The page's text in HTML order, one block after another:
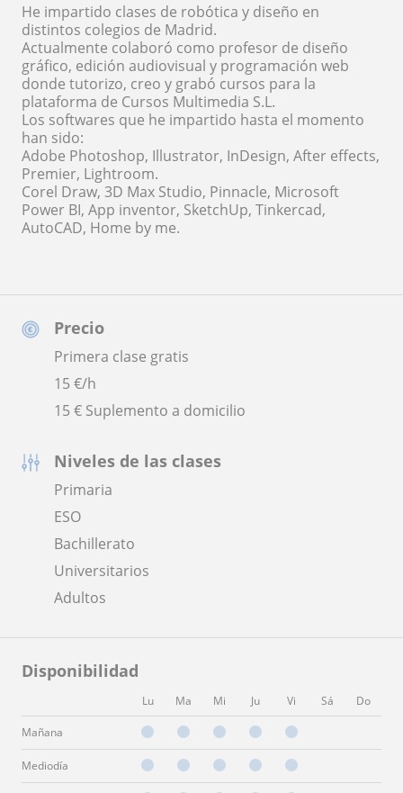
Precio
Primera clase gratis
15€/h
15 € Suplemento a domicilio
Niveles de las clases
Primaria
ESO
Bachillerato
Universitarios
Adultos
Disponibilidad
Lu Ma Mi Ju Vi Sá Do
Mañana
Mediodía
He impartido clases de robótica y diseño en
distintos colegios de Madrid.
Actualmente colaboró como profesor de diseño
gráfico, edición audiovisual y programación web
donde tutorizo, creo y grabó cursos para la
plataforma de Cursos Multimedia S.L.
Los softwares que he impartido hasta el momento
han sido:
Adobe Photoshop, Illustrator, InDesign, After effects,
Premier, Lightroom.
Corel Draw, 3D Max Studio, Pinnacle, Microsoft
Power BI, App inventor, SketchUp, Tinkercad,
AutoCAD, Home by me.